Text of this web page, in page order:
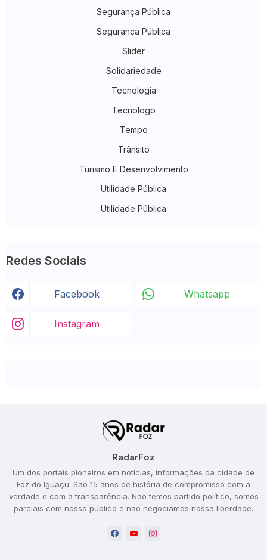
Segurança Pública
Segurança Pública
Slider
Solidariedade
Tecnologia
Tecnologo
Tempo
Trânsito
Turismo E Desenvolvimento
Utilidade Pública
Utilidade Pública
Redes Sociais
Facebook Whatsapp
Instagram
RadarFoz
Um dos portais pioneiros em notícias, informações da cidade de
Foz do Iguaçu. São 15 anos de história de compromisso com a
verdade e com a transparência. Não temos partido político, somos
parciais com nosso público e não negociamos nossa liberdade.